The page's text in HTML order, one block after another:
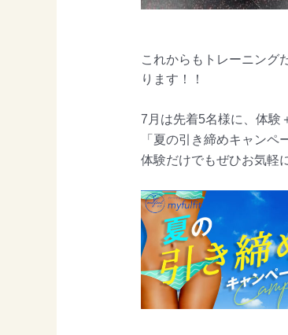
これからもトレーニング
ります！！
7月は先着5名様に、体験
「夏の引き締めキャンペ
体験だけでもぜひお気軽